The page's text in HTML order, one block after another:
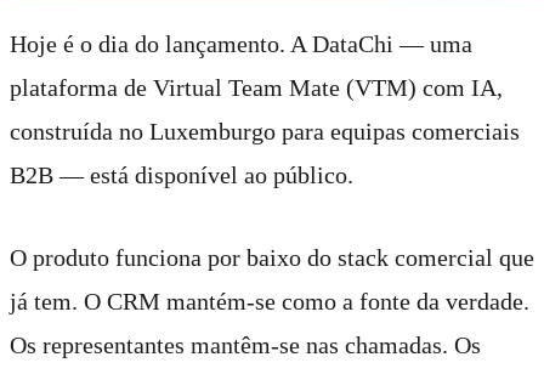
Hoje é o dia do lançamento. A DataChi — uma
plataforma de Virtual Team Mate (VTM) com IA,
construída no Luxemburgo para equipas comerciais
B2B — está disponível ao público.
O produto funciona por baixo do stack comercial que
já tem. O CRM mantém-se como a fonte da verdade.
Os representantes mantêm-se nas chamadas. Os